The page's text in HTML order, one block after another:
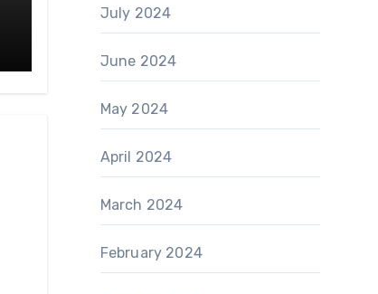
July 2024
June 2024
May 2024
April 2024
March 2024
February 2024